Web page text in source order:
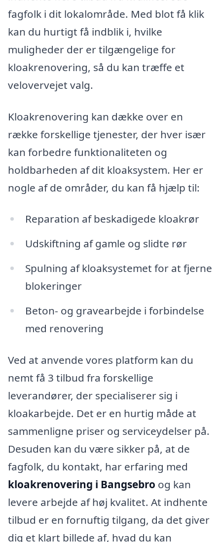
fagfolk i dit lokalområde. Med blot få klik
kan du hurtigt få indblik i, hvilke
muligheder der er tilgængelige for
kloakrenovering, så du kan træffe et
velovervejet valg.
Kloakrenovering kan dække over en
række forskellige tjenester, der hver især
kan forbedre funktionaliteten og
holdbarheden af dit kloaksystem. Her er
nogle af de områder, du kan få hjælp til:
Reparation af beskadigede kloakrør
Udskiftning af gamle og slidte rør
Spulning af kloaksystemet for at fjerne
blokeringer
Beton- og gravearbejde i forbindelse
med renovering
Ved at anvende vores platform kan du
nemt få 3 tilbud fra forskellige
leverandører, der specialiserer sig i
kloakarbejde. Det er en hurtig måde at
sammenligne priser og serviceydelser på.
Desuden kan du være sikker på, at de
fagfolk, du kontakt, har erfaring med
kloakrenovering i Bangsebro og kan
levere arbejde af høj kvalitet. At indhente
tilbud er en fornuftig tilgang, da det giver
dig et klart billede af, hvad du kan